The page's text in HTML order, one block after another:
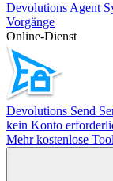
Devolutions Agent
Vorgänge
Online-Dienst
Devolutions Send
kein Konto
Mehr kostenlose